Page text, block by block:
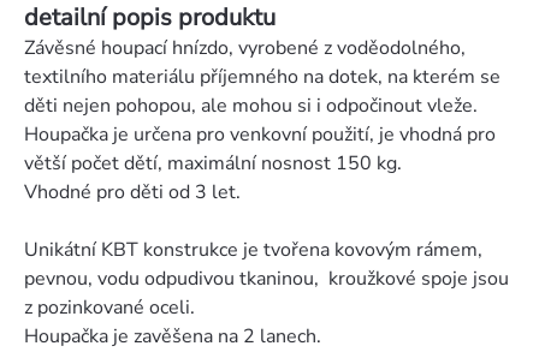
detailní popis produktu
Závěsné houpací hnízdo, vyrobené z voděodolného,
textilního materiálu příjemného na dotek, na kterém se
děti nejen pohopou, ale mohou si i odpočinout vleže.
Houpačka je určena pro venkovní použití, je vhodná pro
větší počet dětí, maximální nosnost 150 kg.
Vhodné pro děti od 3 let.
Unikátní KBT konstrukce je tvořena kovovým rámem,
pevnou, vodu odpudivou tkaninou, kroužkové spoje jsou
z pozinkované oceli.
Houpačka je zavěšena na 2 lanech.